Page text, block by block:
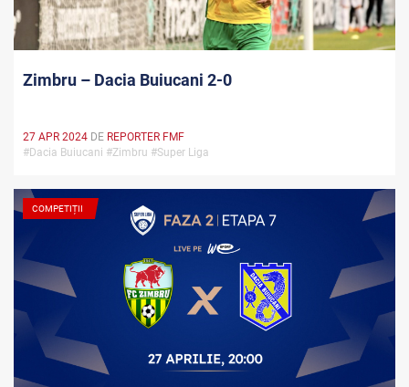
Zimbru – Dacia Buiucani 2-0
27 APR 2024 DE REPORTER FMF
#Dacia Buiucani #Zimbru #Super Liga
COMPETIȚII